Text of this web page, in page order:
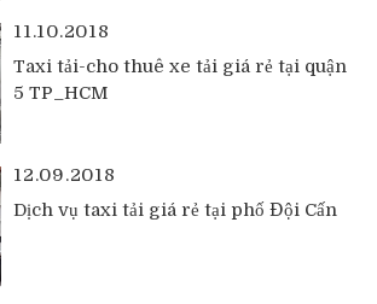
11.10.2018
Taxi tải-cho thuê xe tải giá rẻ tại quận
5 TP_HCM
12.09.2018
Dịch vụ taxi tải giá rẻ tại phố Đội Cấn